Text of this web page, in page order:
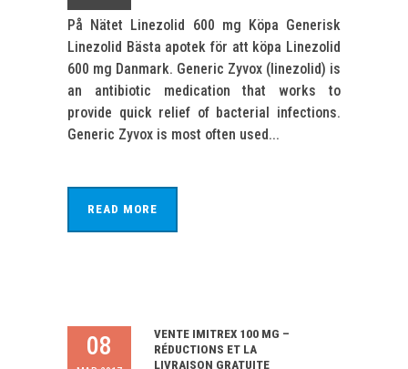
På Nätet Linezolid 600 mg Köpa Generisk
Linezolid Bästa apotek för att köpa Linezolid
600 mg Danmark. Generic Zyvox (linezolid) is
an antibiotic medication that works to
provide quick relief of bacterial infections.
Generic Zyvox is most often used...
READ MORE
08
VENTE IMITREX 100 MG –
RÉDUCTIONS ET LA
LIVRAISON GRATUITE